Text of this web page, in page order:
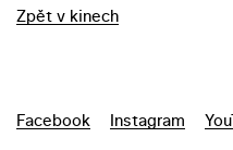
Zpět v kinech
Facebook Instagram